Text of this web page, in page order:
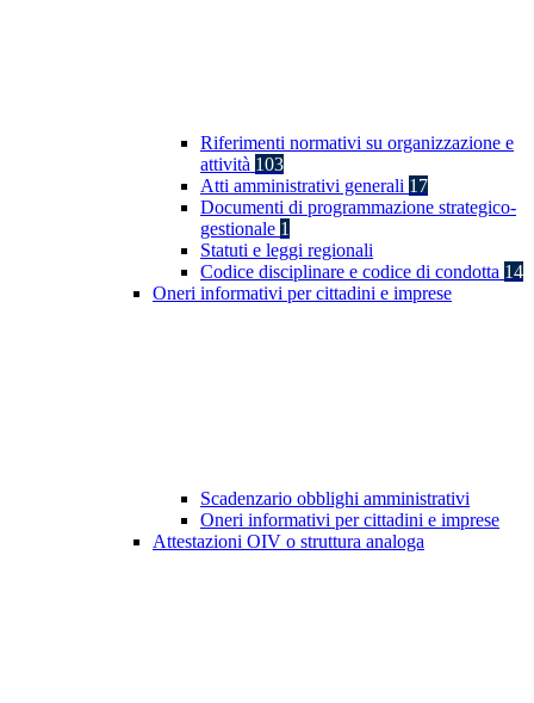
Riferimenti normativi su organizzazione e
attività 103
Atti amministrativi generali 17
Documenti di programmazione strategico-
gestionale 1
Statuti e leggi regionali
Codice disciplinare e codice di condotta 14
Oneri informativi per cittadini e imprese
Scadenzario obblighi amministrativi
Oneri informativi per cittadini e imprese
Attestazioni OIV o struttura analoga